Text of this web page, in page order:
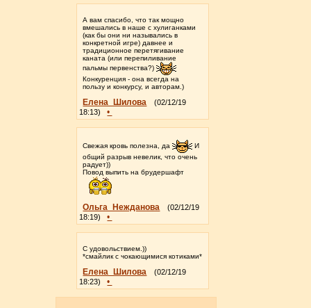
А вам спасибо, что так мощно
вмешались в наше с хулиганками
(как бы они ни назывались в
конкретной игре) давнее и
традиционное перетягивание
каната (или перепиливание
пальмы первенства?)
Конкуренция - она всегда на
пользу и конкурсу, и авторам.)
Елена_Шилова
(02/12/19
18:13)
•
Свежая кровь полезна, да
И
общий разрыв невелик, что очень
радует))
Повод выпить на брудершафт
Ольга_Нежданова
(02/12/19
18:19)
•
С удовольствием.))
*смайлик с чокающимися котиками*
Елена_Шилова
(02/12/19
18:23)
•